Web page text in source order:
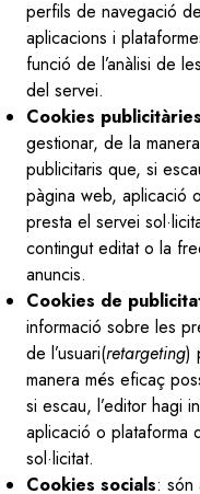
perfils de navegació
aplicacions i
funció de l’anàlisi de
del servei.
Cookies
gestionar, de la
publicitaris que, si
pàgina web, aplicació
presta el servei
contingut editat o la
anuncis.
Cookies de
informació sobre les
de l’usuari(retargeting)
manera més eficaç
si escau, l’editor hagi
aplicació o plataforma
sol·licitat.
Cookies socials: són